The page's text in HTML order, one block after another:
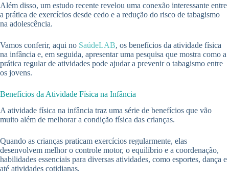
Além disso, um estudo recente revelou uma conexão interessante entre
a prática de exercícios desde cedo e a redução do risco de tabagismo
na adolescência.
Vamos conferir, aqui no SaúdeLAB, os benefícios da atividade física
na infância e, em seguida, apresentar uma pesquisa que mostra como a
prática regular de atividades pode ajudar a prevenir o tabagismo entre
os jovens.
Benefícios da Atividade Física na Infância
A atividade física na infância traz uma série de benefícios que vão
muito além de melhorar a condição física das crianças.
Quando as crianças praticam exercícios regularmente, elas
desenvolvem melhor o controle motor, o equilíbrio e a coordenação,
habilidades essenciais para diversas atividades, como esportes, dança e
até atividades cotidianas.